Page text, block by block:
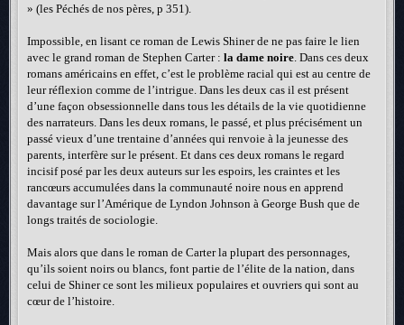
» (les Péchés de nos pères, p 351).
Impossible, en lisant ce roman de Lewis Shiner de ne pas faire le lien
avec le grand roman de Stephen Carter : la dame noire. Dans ces deux
romans américains en effet, c’est le problème racial qui est au centre de
leur réflexion comme de l’intrigue. Dans les deux cas il est présent
d’une façon obsessionnelle dans tous les détails de la vie quotidienne
des narrateurs. Dans les deux romans, le passé, et plus précisément un
passé vieux d’une trentaine d’années qui renvoie à la jeunesse des
parents, interfère sur le présent. Et dans ces deux romans le regard
incisif posé par les deux auteurs sur les espoirs, les craintes et les
rancœurs accumulées dans la communauté noire nous en apprend
davantage sur l’Amérique de Lyndon Johnson à George Bush que de
longs traités de sociologie.
Mais alors que dans le roman de Carter la plupart des personnages,
qu’ils soient noirs ou blancs, font partie de l’élite de la nation, dans
celui de Shiner ce sont les milieux populaires et ouvriers qui sont au
cœur de l’histoire.